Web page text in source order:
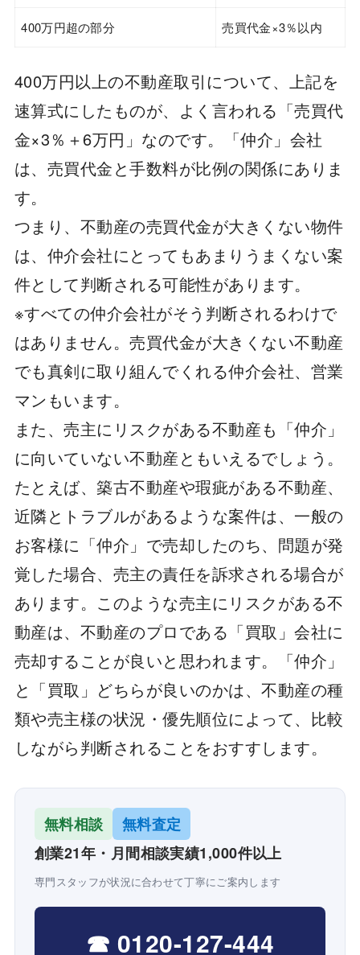
400万円超の部分 売買代金×3％以内
400万円以上の不動産取引について、上記を
速算式にしたものが、よく言われる「売買代
金×3％＋6万円」なのです。「仲介」会社
は、売買代金と手数料が比例の関係にありま
す。
つまり、不動産の売買代金が大きくない物件
は、仲介会社にとってもあまりうまくない案
件として判断される可能性があります。
※すべての仲介会社がそう判断されるわけで
はありません。売買代金が大きくない不動産
でも真剣に取り組んでくれる仲介会社、営業
マンもいます。
また、売主にリスクがある不動産も「仲介」
に向いていない不動産ともいえるでしょう。
たとえば、築古不動産や瑕疵がある不動産、
近隣とトラブルがあるような案件は、一般の
お客様に「仲介」で売却したのち、問題が発
覚した場合、売主の責任を訴求される場合が
あります。このような売主にリスクがある不
動産は、不動産のプロである「買取」会社に
売却することが良いと思われます。「仲介」
と「買取」どちらが良いのかは、不動産の種
類や売主様の状況・優先順位によって、比較
しながら判断されることをおすすします。
無料相談
無料査定
創業21年・月間相談実績1,000件以上
専門スタッフが状況に合わせて丁寧にご案内します
☎ 0120-127-444